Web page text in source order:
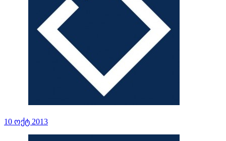
10 ოქტ 2013